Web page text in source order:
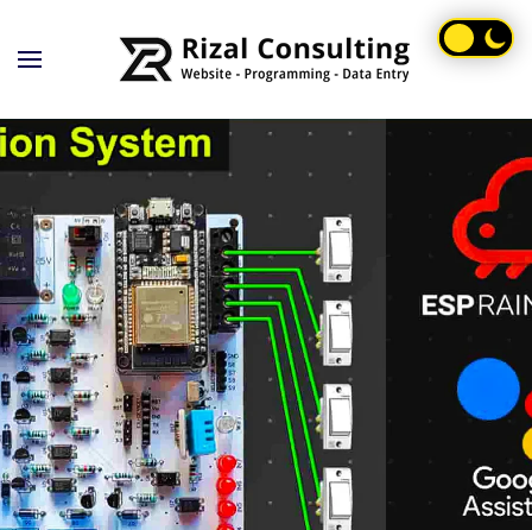
Skip to main content